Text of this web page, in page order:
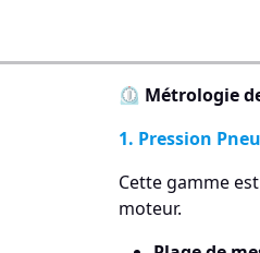
⏲️ Métrologie
1. Pression
Cette gamme
moteur.